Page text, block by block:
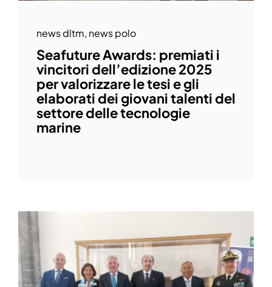
news dltm, news polo
Seafuture Awards: premiati i
vincitori dell’edizione 2025
per valorizzare le tesi e gli
elaborati dei giovani talenti del
settore delle tecnologie
marine